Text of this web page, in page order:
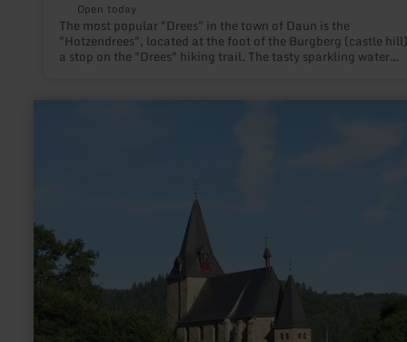
Open today
The most popular "Drees" in the town of Daun is the
"Hotzendrees", located at the foot of the Burgberg (castle
a stop on the "Drees" hiking trail. The tasty sparkling water